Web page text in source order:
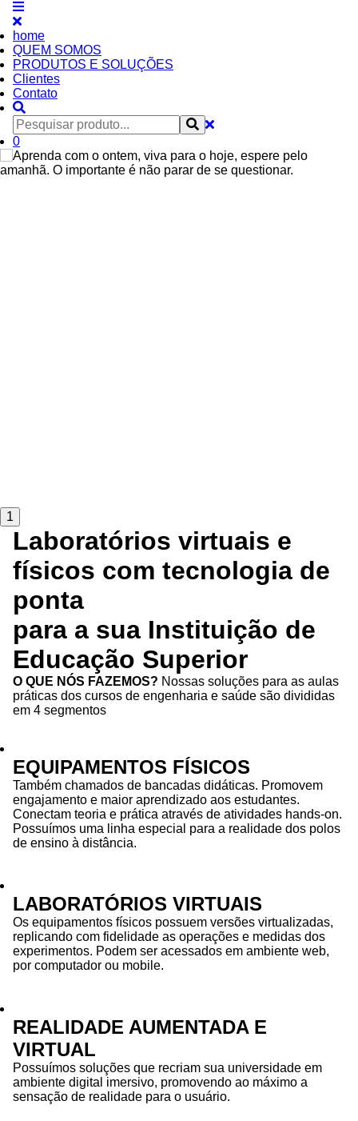
home
QUEM SOMOS
PRODUTOS E SOLUÇÕES
Clientes
Contato
0
1
Laboratórios virtuais e
físicos com tecnologia de
ponta
para a sua Instituição de
Educação Superior
O QUE NÓS FAZEMOS? Nossas soluções para as aulas
práticas dos cursos de engenharia e saúde são divididas
em 4 segmentos
EQUIPAMENTOS FÍSICOS
Também chamados de bancadas didáticas. Promovem
engajamento e maior aprendizado aos estudantes.
Conectam teoria e prática através de atividades hands-on.
Possuímos uma linha especial para a realidade dos polos
de ensino à distância.
LABORATÓRIOS VIRTUAIS
Os equipamentos físicos possuem versões virtualizadas,
replicando com fidelidade as operações e medidas dos
experimentos. Podem ser acessados em ambiente web,
por computador ou mobile.
REALIDADE AUMENTADA E
VIRTUAL
Possuímos soluções que recriam sua universidade em
ambiente digital imersivo, promovendo ao máximo a
sensação de realidade para o usuário.